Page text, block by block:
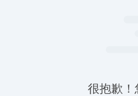
很抱歉！